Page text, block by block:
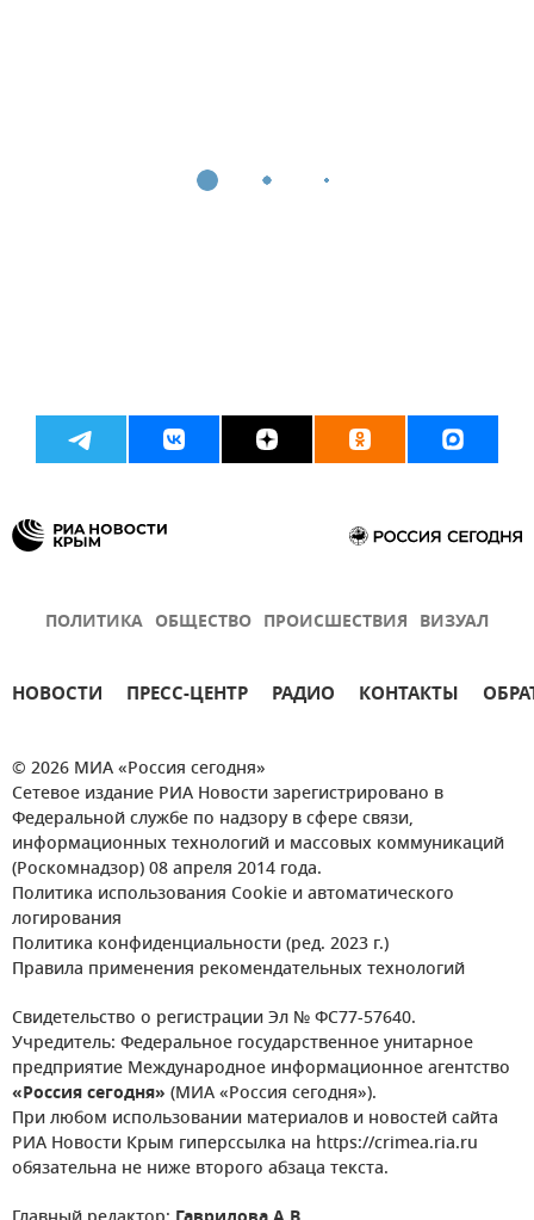
ПОЛИТИКА ОБЩЕСТВО ПРОИСШЕСТВИЯ ВИЗУАЛ
НОВОСТИ ПРЕСС-ЦЕНТР РАДИО КОНТАКТЫ
© 2026 МИА «Россия сегодня»
Сетевое издание РИА Новости зарегистрировано в
Федеральной службе по надзору в сфере связи,
информационных технологий и массовых коммуникаций
(Роскомнадзор) 08 апреля 2014 года.
Политика использования Cookie и автоматического
логирования
Политика конфиденциальности (ред. 2023 г.)
Правила применения рекомендательных технологий
Свидетельство о регистрации Эл № ФС77-57640.
Учредитель: Федеральное государственное унитарное
предприятие Международное информационное агентство
«Россия сегодня» (МИА «Россия сегодня»).
При любом использовании материалов и новостей сайта
РИА Новости Крым гиперссылка на https://crimea.ria.ru
обязательна не ниже второго абзаца текста.